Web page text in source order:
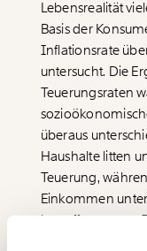
Werde
unsere
funktioniert.
Netz.
so bleiben.
unterstütze uns
Du überweist
Hier unsere
Immer
Lebensrealität
Basis der
Inflationsrate
untersucht. Die
Teuerungsraten
überaus
Haushalte litten
Teuerung,
Einkommen
betroffen waren.
der starke